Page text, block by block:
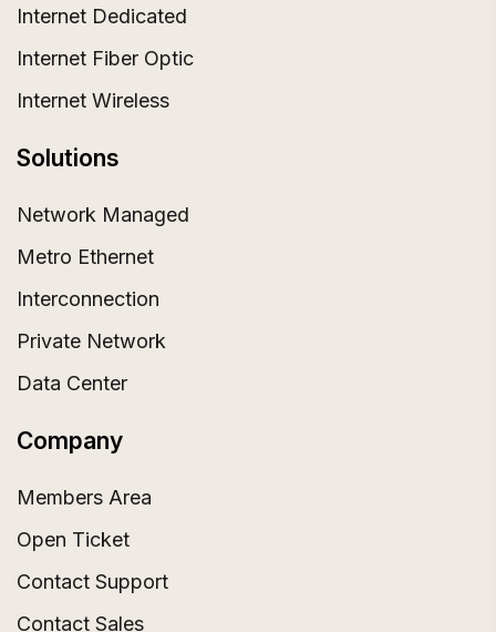
Internet Dedicated
Internet Fiber Optic
Internet Wireless
Solutions
Network Managed
Metro Ethernet
Interconnection
Private Network
Data Center
Company
Members Area
Open Ticket
Contact Support
Contact Sales